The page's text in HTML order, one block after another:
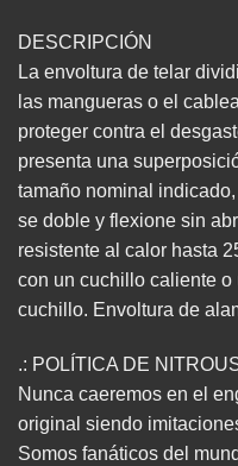
DESCRIPCIÓN
La envoltura de telar
las mangueras o el
proteger contra el
presenta una
tamaño nominal
se doble y flexione sin
resistente al calor hasta
con un cuchillo caliente
cuchillo. Envoltura de
.: POLÍTICA DE
Nunca caeremos en el
original siendo
Somos fanáticos del